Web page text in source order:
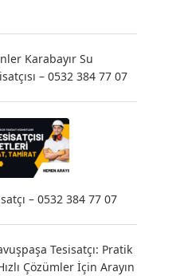
Karabayır Su
– 0532 384 77 07
– 0532 384 77 07
Tesisatçı: Pratik
Çözümler İçin Arayın